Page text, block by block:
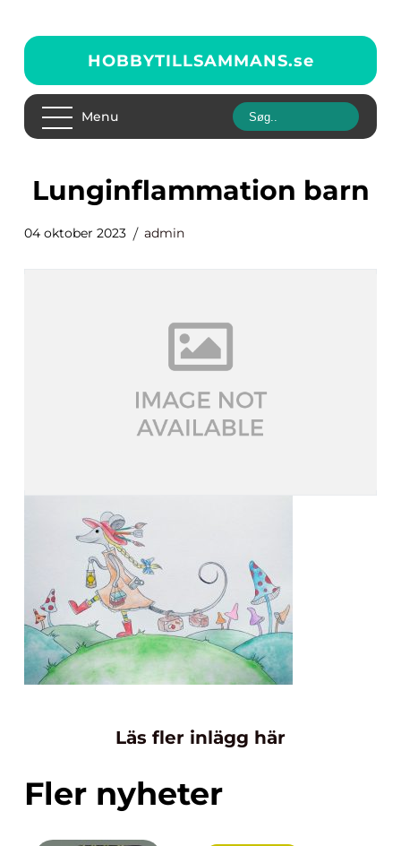
HOBBYTILLSAMMANS.se
Menu
lunginflammation barn
04 oktober 2023 admin
Läs fler inlägg här
Fler nyheter